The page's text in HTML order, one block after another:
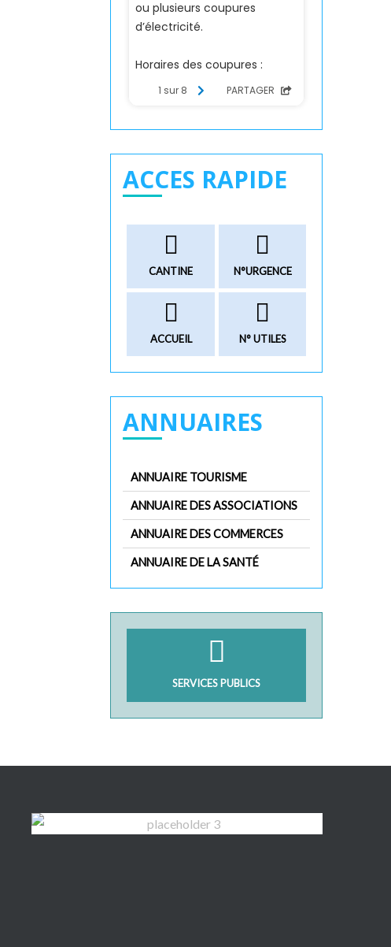
ACCES RAPIDE
CANTINE N°URGENCE
ACCUEIL N° UTILES
ANNUAIRES
ANNUAIRE TOURISME
ANNUAIRE DES ASSOCIATIONS
ANNUAIRE DES COMMERCES
ANNUAIRE DE LA SANTÉ
SERVICES PUBLICS